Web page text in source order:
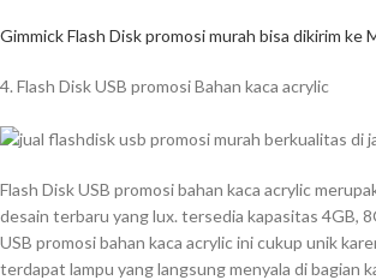
Gimmick Flash Disk promosi murah bisa dikirim ke
4. Flash Disk USB promosi Bahan kaca acrylic
Flash Disk USB promosi bahan kaca acrylic
desain terbaru yang lux. tersedia kapasitas 4GB,
USB promosi bahan kaca acrylic ini cukup unik
terdapat lampu yang langsung menyala di bagian